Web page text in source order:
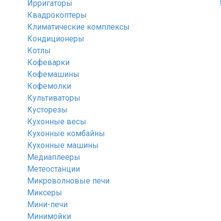
Ирригаторы
Квадрокоптеры
Климатические комплексы
Кондиционеры
Котлы
Кофеварки
Кофемашины
Кофемолки
Культиваторы
Кусторезы
Кухонные весы
Кухонные комбайны
Кухонные машины
Медиаплееры
Метеостанции
Микроволновые печи
Миксеры
Мини-печи
Минимойки